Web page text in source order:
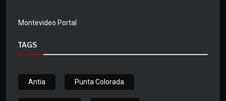
Montevideo Portal
TAGS
Antia Punta Colorada